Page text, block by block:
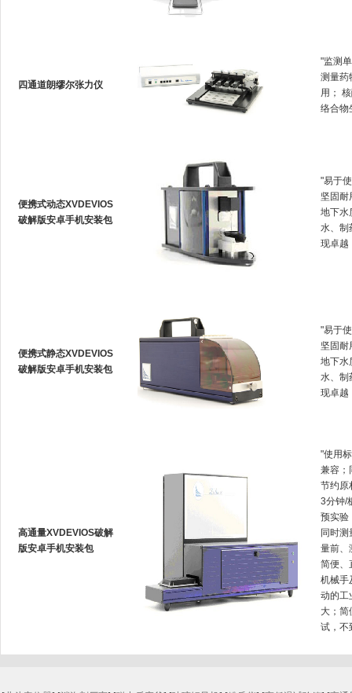
四通道朗缪尔张力仪
"监测单
测量药
用
络合物生
便携式动态XVDEVIOS
破解版安卓手机安装包
"易于使
坚固耐
地下水
水
现卓越
便携式静态XVDEVIOS
破解版安卓手机安装包
"易于使
坚固耐
地下水
水
现卓越
高通量XVDEVIOS破解
版安卓手机安装包
"使用
兼容
节约原
3分钟/板
预实验
同时测
量前
简便
机械手
动的工
大
试